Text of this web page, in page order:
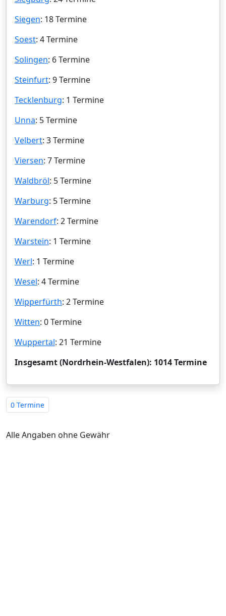
Siegen: 18 Termine
Soest: 4 Termine
Solingen: 6 Termine
Steinfurt: 9 Termine
Tecklenburg: 1 Termine
Unna: 5 Termine
Velbert: 3 Termine
Viersen: 7 Termine
Waldbröl: 5 Termine
Warburg: 5 Termine
Warendorf: 2 Termine
Warstein: 1 Termine
Werl: 1 Termine
Wesel: 4 Termine
Wipperfürth: 2 Termine
Witten: 0 Termine
Wuppertal: 21 Termine
Insgesamt (Nordrhein-Westfalen): 1014 Termine
0 Termine
Alle Angaben ohne Gewähr